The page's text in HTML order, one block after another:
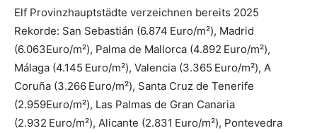
Elf Provinzhauptstädte verzeichnen bereits 2025
Rekorde: San Sebastián (6.874 Euro/m²), Madrid
(6.063Euro/m²), Palma de Mallorca (4.892 Euro/m²),
Málaga (4.145 Euro/m²), Valencia (3.365 Euro/m²), A
Coruña (3.266 Euro/m²), Santa Cruz de Tenerife
(2.959Euro/m²), Las Palmas de Gran Canaria
(2.932 Euro/m²), Alicante (2.831 Euro/m²), Pontevedra